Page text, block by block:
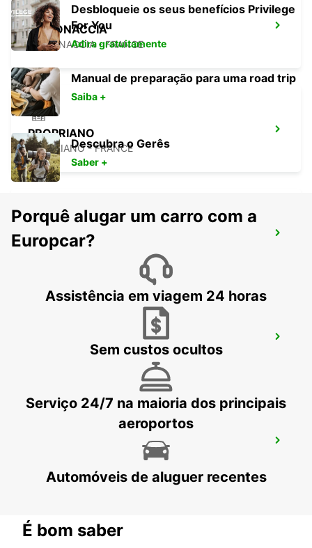
GHISONACCIA
GHISONACCIA - FRANCE
PROPRIANO
PROPRIANO - FRANCE
PORTO-VECCHIO
PORTO VECCHIO - FRANCE
AEROPORTO DE FIGARI
FIGARI - FRANCE
Desbloqueie os seus benefícios Privilege
For You
Adira gratuitamente
Manual de preparação para uma road trip
Saiba +
Descubra o Gerês
Saber +
Porquê alugar um carro com a
Europcar?
Assistência em viagem 24 horas
Sem custos ocultos
Serviço 24/7 na maioria dos principais
aeroportos
Automóveis de aluguer recentes
É bom saber